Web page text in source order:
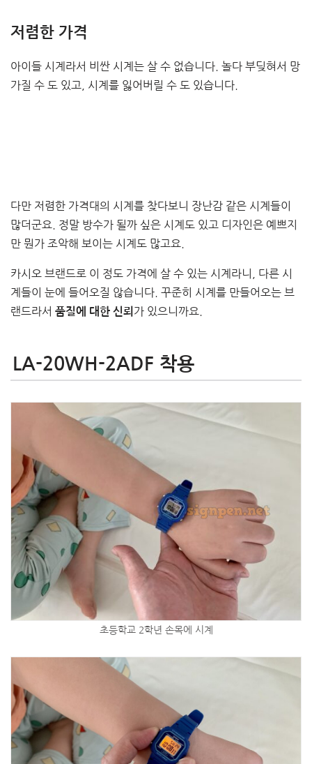
저렴한 가격
아이들 시계라서 비싼 시계는 살 수 없습니다. 놀다 부딪혀서 망
가질 수 도 있고, 시계를 잃어버릴 수 도 있습니다.
다만 저렴한 가격대의 시계를 찾다보니 장난감 같은 시계들이
많더군요. 정말 방수가 될까 싶은 시계도 있고 디자인은 예쁘지
만 뭔가 조악해 보이는 시계도 많고요.
카시오 브랜드로 이 정도 가격에 살 수 있는 시계라니, 다른 시
계들이 눈에 들어오질 않습니다. 꾸준히 시계를 만들어오는 브
랜드라서 품질에 대한 신뢰 가 있으니까요.
LA-20WH-2ADF 착용
초등학교 2학년 손목에 시계